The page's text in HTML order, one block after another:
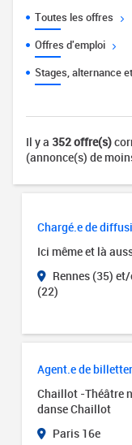
Toutes les offres
Offres d'emploi
Stages, alternance
Il y a 352 offre(s)
(annonce(s) de
Chargé.e de
Ici même et là
Rennes (35)
(22)
Agent.e de
Chaillot -Théâtre
danse Chaillot
Paris 16e